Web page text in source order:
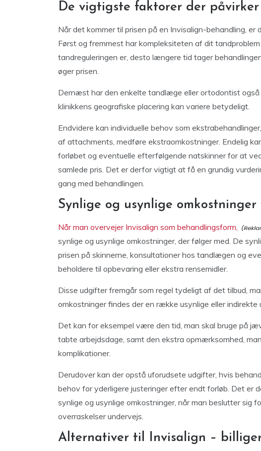
De vigtigste faktorer der påvirker
Når det kommer til prisen på en Invisalign-behandling, er
Først og fremmest har kompleksiteten af dit
tandreguleringen er, desto længere tid tager
øger prisen.
Dernæst har den enkelte tandlæge eller ortodontist også
klinikkens geografiske placering kan variere betydeligt.
Endvidere kan individuelle behov som
af attachments, medføre ekstraomkostninger. Endelig
forløbet og eventuelle efterfølgende natskinner for at
samlede pris. Det er derfor vigtigt at få en grundig
gang med behandlingen.
Synlige og usynlige
Når man overvejer Invisalign som behandlingsform,
synlige og usynlige omkostninger, der følger med. De
prisen på skinnerne, konsultationer hos tandlægen og
beholdere til opbevaring eller ekstra rensemidler.
Disse udgifter fremgår som regel tydeligt af det tilbud,
omkostninger findes der en række usynlige eller indirekte
Det kan for eksempel være den tid, man skal bruge på
tabte arbejdsdage, samt den ekstra opmærksomhed,
komplikationer.
Derudover kan der opstå uforudsete udgifter, hvis
behov for yderligere justeringer efter endt forløb. Det er
synlige og usynlige omkostninger, når man beslutter sig
overraskelser undervejs.
Alternativer til Invisalign –